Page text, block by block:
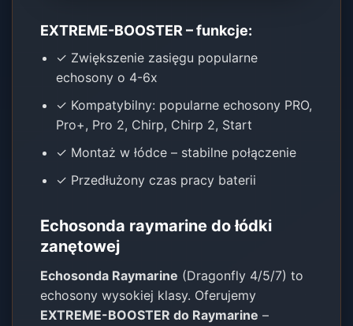
EXTREME-BOOSTER – funkcje:
✓ Zwiększenie zasięgu popularne
echosony o 4-6x
✓ Kompatybilny: popularne echosony PRO,
Pro+, Pro 2, Chirp, Chirp 2, Start
✓ Montaż w łódce – stabilne połączenie
✓ Przedłużony czas pracy baterii
Echosonda raymarine do łódki
zanętowej
Echosonda Raymarine (Dragonfly 4/5/7) to
echosony wysokiej klasy. Oferujemy
EXTREME-BOOSTER do Raymarine –